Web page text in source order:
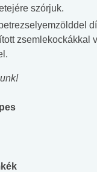
szórjuk.
zsemlekockákkal